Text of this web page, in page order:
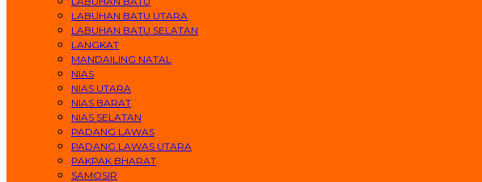
LABUHAN BATU UTARA
LABUHAN BATU SELATAN
LANGKAT
MANDAILING NATAL
NIAS
NIAS UTARA
NIAS BARAT
NIAS SELATAN
PADANG LAWAS
PADANG LAWAS UTARA
PAKPAK BHARAT
SAMOSIR